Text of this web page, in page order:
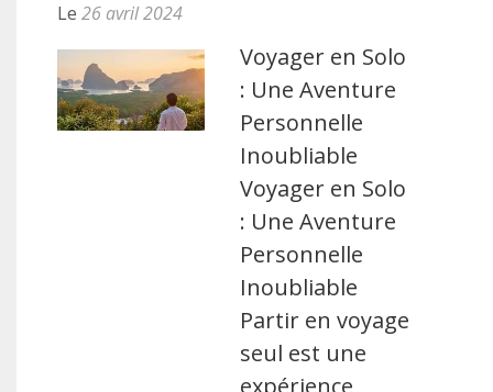
Le 26 avril 2024
Voyager en Solo
: Une Aventure
Personnelle
Inoubliable
Voyager en Solo
: Une Aventure
Personnelle
Inoubliable
Partir en voyage
seul est une
expérience